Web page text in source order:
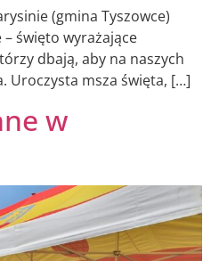
(gmina Tyszowce)
– święto wyrażające
dbają, aby na naszych
Uroczysta msza święta, […]
w